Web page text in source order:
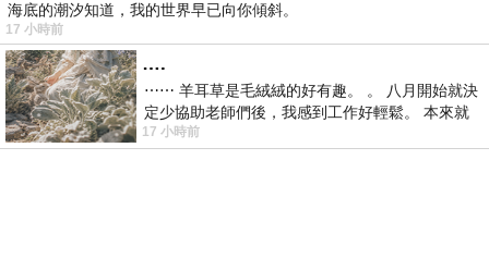
海底的潮汐知道，我的世界早已向你傾斜。
17 小時前
….
⋯⋯ 羊耳草是毛絨絨的好有趣。 。 八月開始就決
定少協助老師們後，我感到工作好輕鬆。 本來就
不是我的工作啊。 真
17 小時前